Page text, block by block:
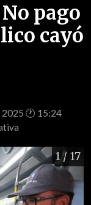
pago
cayó
🕐 15:24
1/ 17